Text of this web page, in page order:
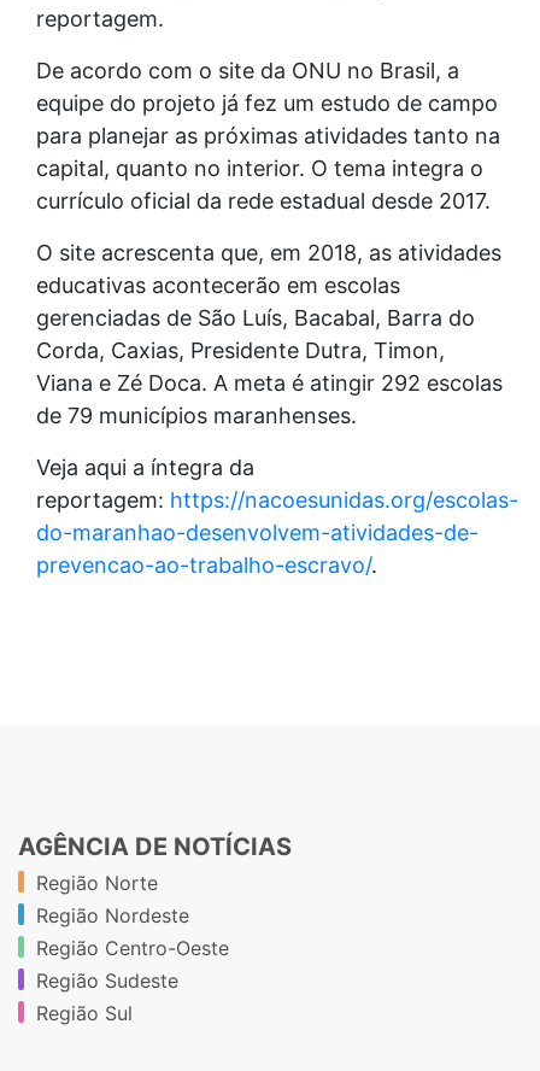
reportagem.
De acordo com o site da ONU no Brasil, a
equipe do projeto já fez um estudo de campo
para planejar as próximas atividades tanto na
capital, quanto no interior. O tema integra o
currículo oficial da rede estadual desde 2017.
O site acrescenta que, em 2018, as atividades
educativas acontecerão em escolas
gerenciadas de São Luís, Bacabal, Barra do
Corda, Caxias, Presidente Dutra, Timon,
Viana e Zé Doca. A meta é atingir 292 escolas
de 79 municípios maranhenses.
Veja aqui a íntegra da
reportagem: https://nacoesunidas.org/escolas-
do-maranhao-desenvolvem-atividades-de-
prevencao-ao-trabalho-escravo/.
AGÊNCIA DE NOTÍCIAS
Região Norte
Região Nordeste
Região Centro-Oeste
Região Sudeste
Região Sul